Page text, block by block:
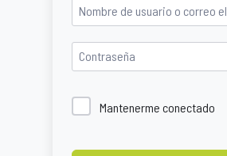
Mantenerme conectado